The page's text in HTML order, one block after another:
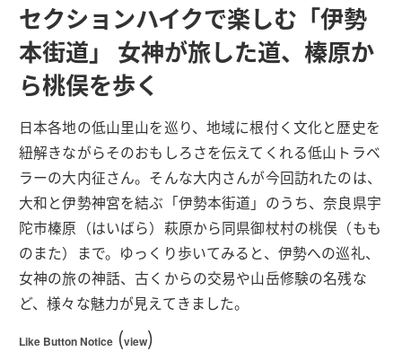
セクションハイクで楽しむ「伊勢
本街道」 女神が旅した道、榛原か
ら桃俣を歩く
日本各地の低山里山を巡り、地域に根付く文化と歴史を
紐解きながらそのおもしろさを伝えてくれる低山トラベ
ラーの大内征さん。そんな大内さんが今回訪れたのは、
大和と伊勢神宮を結ぶ「伊勢本街道」のうち、奈良県宇
陀市榛原（はいばら）萩原から同県御杖村の桃俣（もも
のまた）まで。ゆっくり歩いてみると、伊勢への巡礼、
女神の旅の神話、古くからの交易や山岳修験の名残な
ど、様々な魅力が見えてきました。
Like Button Notice(view)